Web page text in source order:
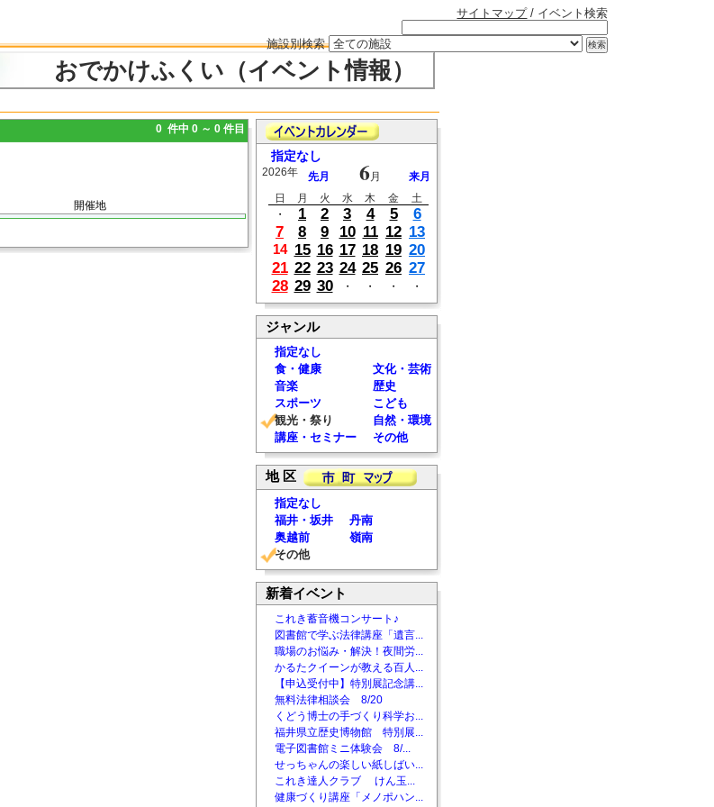
サイトマップ/ イベント検索
施設別検索
おでかけふくい（イベント情報）
0 件中 0 ～ 0 件目
開催地
指定なし
2026年 先月 6月
来月
日
月 火 水 木 金
土
・
1 2 3 4 5
6
7
8 9 10 11 12 13
14 15 16 17 18 19 20
21 22 23 24 25 26 27
28 29 30 ・ ・ ・ ・
ジャンル
指定なし
食・健康
文化・芸術
音楽
歴史
スポーツ
こども
観光・祭り
自然・環境
講座・セミナー
その他
地 区
指定なし
福井・坂井
丹南
奥越前
嶺南
その他
新着イベント
これき蓄音機コンサート♪
図書館で学ぶ法律講座「遺言...
職場のお悩み・解決！夜間労...
かるたクイーンが教える百人...
【申込受付中】特別展記念講...
無料法律相談会 8/20
くどう博士の手づくり科学お...
福井県立歴史博物館 特別展...
電子図書館ミニ体験会 8/...
せっちゃんの楽しい紙しばい...
これき達人クラブ けん玉...
健康づくり講座「メノポハン...